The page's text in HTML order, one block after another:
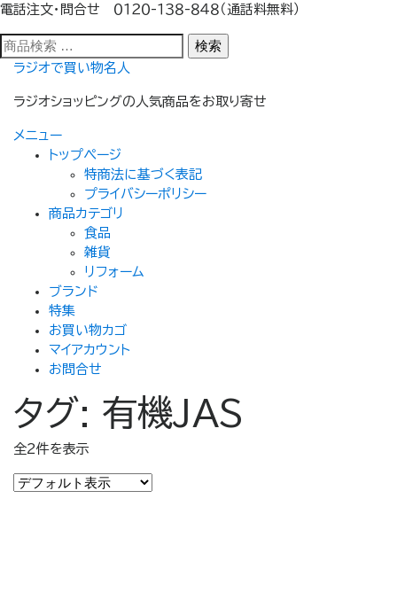
電話注文・問合せ ０１２０-１３８-８４８（通話料無料）
検
索
象:
検索
ラジオで買い物名人
ラジオショッピングの人気商品をお取り寄せ
メニュー
トップぺージ
特商法に基づく表記
プライバシーポリシー
商品カテゴリ
食品
雑貨
リフォーム
ブランド
特集
お買い物カゴ
マイアカウント
お問合せ
タグ: 有機JAS
全2件を表示